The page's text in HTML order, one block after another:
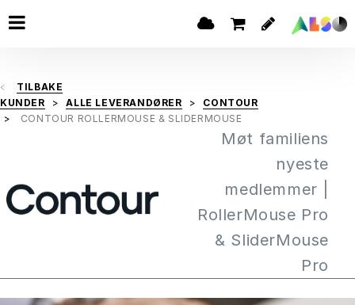
TILBAKE
KUNDER
ALLE LEVERANDØRER
CONTOUR
CONTOUR ROLLERMOUSE & SLIDERMOUSE
Møt familiens
nyeste
medlemmer |
RollerMouse Pro
& SliderMouse
Pro